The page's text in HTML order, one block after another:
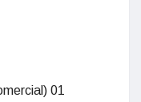
01